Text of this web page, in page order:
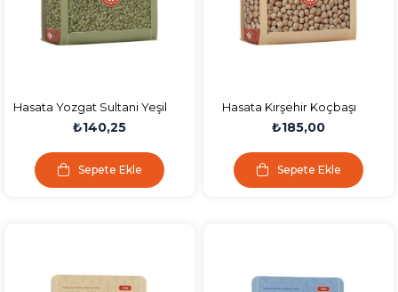
Hasata Yozgat Sultani Yeşil
Mercimek 1000 gr
₺140,25
Sepete Ekle
Hasata Kırşehir Koçbaşı
Nohut 1000 gr
₺185,00
Sepete Ekle